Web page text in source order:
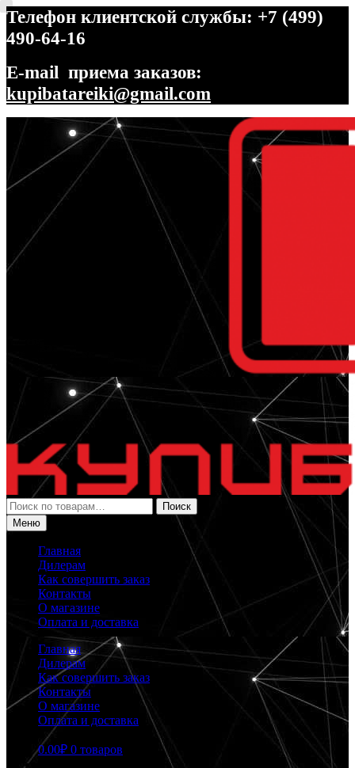
Телефон клиентской службы: +7 (499)
490-64-16
E-mail приема заказов:
kupibatareiki@gmail.com
Перейти
навигации
Перейти
содержимому
Искать:
Поиск
Меню
Главная
Дилерам
Как совершить заказ
Контакты
О магазине
Оплата и доставка
Главная
Дилерам
Как совершить заказ
Контакты
О магазине
Оплата и доставка
0.00₽ 0 товаров